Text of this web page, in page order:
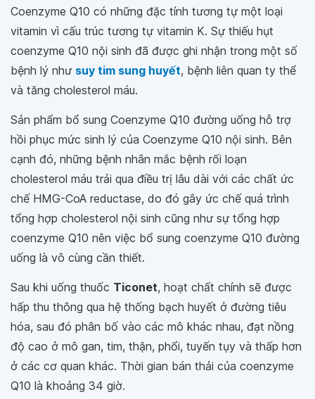
Coenzyme Q10 có những đặc tính tương tự một loại
vitamin vì cấu trúc tương tự vitamin K. Sự thiếu hụt
coenzyme Q10 nội sinh đã được ghi nhận trong một số
bệnh lý như suy tim sung huyết, bệnh liên quan ty thể
và tăng cholesterol máu.
Sản phẩm bổ sung Coenzyme Q10 đường uống hỗ trợ
hồi phục mức sinh lý của Coenzyme Q10 nội sinh. Bên
cạnh đó, những bệnh nhân mắc bệnh rối loạn
cholesterol máu trải qua điều trị lâu dài với các chất ức
chế HMG-CoA reductase, do đó gây ức chế quá trình
tổng hợp cholesterol nội sinh cũng như sự tổng hợp
coenzyme Q10 nên việc bổ sung coenzyme Q10 đường
uống là vô cùng cần thiết.
Sau khi uống thuốc Ticonet, hoạt chất chính sẽ được
hấp thu thông qua hệ thống bạch huyết ở đường tiêu
hóa, sau đó phân bố vào các mô khác nhau, đạt nồng
độ cao ở mô gan, tim, thận, phổi, tuyến tụy và thấp hơn
ở các cơ quan khác. Thời gian bán thải của coenzyme
Q10 là khoảng 34 giờ.